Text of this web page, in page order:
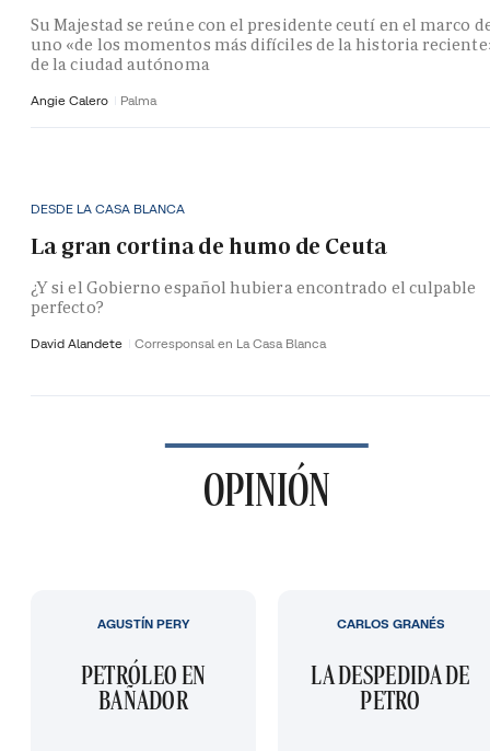
Su Majestad se reúne con el presidente ceutí en el marco
uno «de los momentos más difíciles de la historia
de la ciudad autónoma
Angie Calero Palma
DESDE LA CASA BLANCA
La gran cortina de humo de Ceuta
¿Y si el Gobierno español hubiera encontrado el culpable
perfecto?
David Alandete Corresponsal en La Casa Blanca
OPINIÓN
PETRÓLEO EN
BAÑADOR
AGUSTÍN PERY
LA DESPEDIDA DE
PETRO
CARLOS GRANÉS